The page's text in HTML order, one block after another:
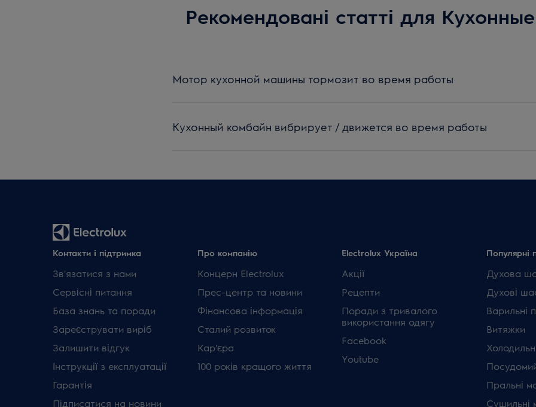
Рекомендовані статті для
Мотор кухонной машины тормозит во время работы
Кухонный комбайн вибрирует / движется во время работы
Контакти і підтримка
Зв'язатися з нами
Сервісні питання
База знань та поради
Зареєструвати виріб
Залишити відгук
Інструкції з експлуатації
Гарантія
Підписатися на новини
Про компанію
Концерн Electrolux
Прес-центр та новини
Фінансова інформація
Сталий розвиток
Кар'єра
100 років кращого життя
Electrolux Україна
Акції
Рецепти
Поради з тривалого
використання одягу
Facebook
Youtube
Популярні
Духова
Духові
Варильні
Витяжки
Пральні
Сушильні